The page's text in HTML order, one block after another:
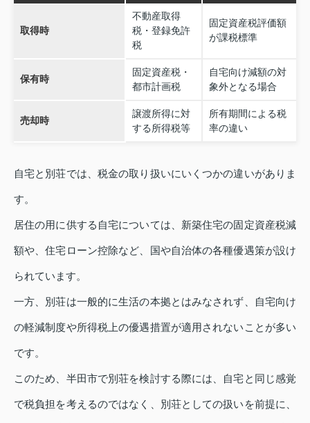
取得時
不動産取得
税・登録免許
税
固定資産税評価額
が課税標準
保有時
固定資産税・
都市計画税
自宅向け減額の対
象外となる場合
売却時
譲渡所得に対
する所得税等
所有期間による税
率の違い
自宅と別荘では、税金の取り扱いにいくつかの違いがありま
す。
居住の用に供する自宅については、新築住宅の固定資産税減
額や、住宅ローン控除など、国や自治体の各種優遇策が設け
られています。
一方、別荘は一般的に生活の本拠とはみなされず、自宅向け
の軽減制度や所得税上の優遇措置が適用されないことが多い
です。
このため、半田市で別荘を検討する際には、自宅と同じ感覚
で税負担を考えるのではなく、別荘としての扱いを前提に、